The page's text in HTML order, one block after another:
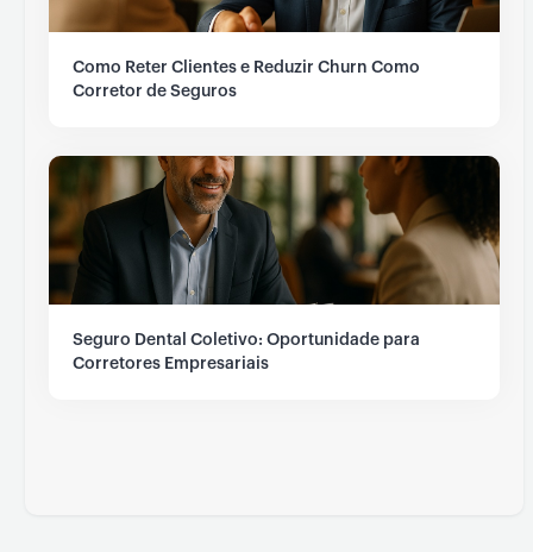
Como Reter Clientes e Reduzir Churn Como
Corretor de Seguros
Seguro Dental Coletivo: Oportunidade para
Corretores Empresariais